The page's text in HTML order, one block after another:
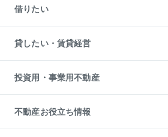
中古一戸建ての購入
不動産購入の流れ
注目キーワード物件特集
購入ガイド
English 繁体中文簡体中文
一戸建ての売却・査定
土地の売却・査定
スピードAI査定
不動産査定について
不動産売却の流れ
不動産買換えの流れ
売却ガイド
借りたい
オフィス・店舗の賃貸
借りるときの流れ
借りるガイド
貸したい・賃貸経営
マンション賃料データ
賃貸管理プラン
リロケーションについて
貸すガイド
投資用・事業用不動産
事業用不動産
マンション投資
投資用マンション
不動産お役立ち情報